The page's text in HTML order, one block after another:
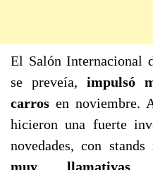
El Salón Internacional
se preveía, impulsó
carros en noviembre.
hicieron una fuerte
novedades, con
muy